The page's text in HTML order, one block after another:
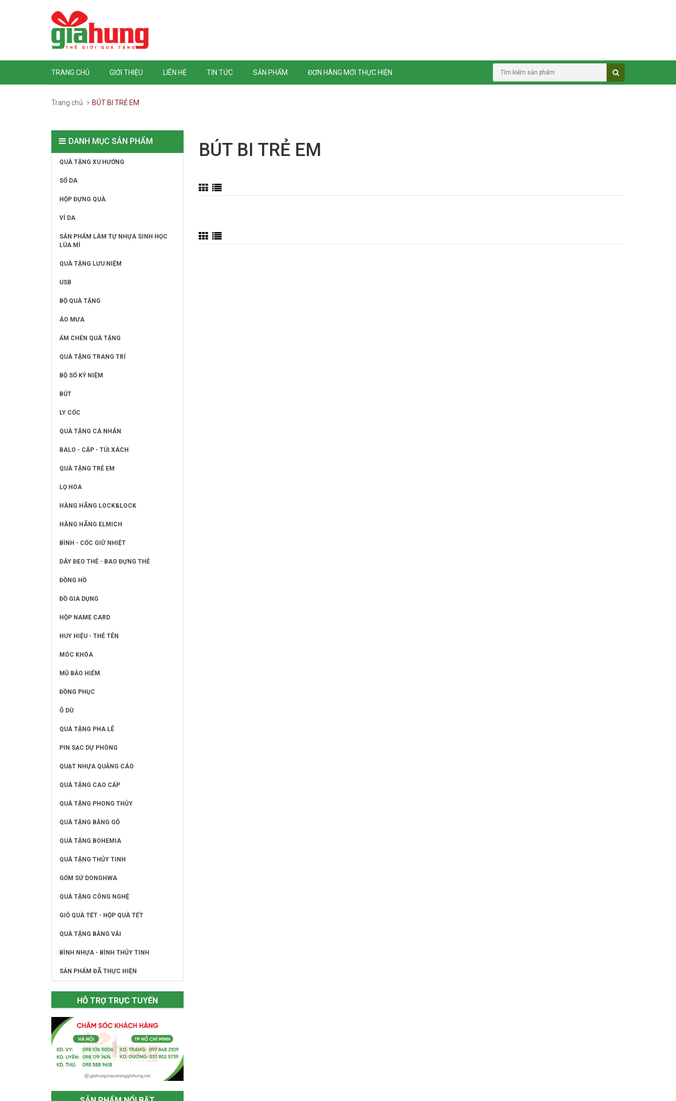
TRANG CHỦ GIỚI THIỆU LIÊN HỆ TIN TỨC SẢN PHẨM ĐƠN HÀNG MỚI THỰC HIỆN
Trang chủ BÚT BI TRẺ EM
BÚT BI TRẺ EM
DANH MỤC SẢN PHẨM
QUÀ TẶNG XU HƯỚNG
SỔ DA
HỘP ĐỰNG QUÀ
VÍ DA
SẢN PHẨM LÀM TỰ NHỰA SINH HỌC
LÚA MÌ
QUÀ TẶNG LƯU NIỆM
USB
BỘ QUÀ TẶNG
ÁO MƯA
ẤM CHÉN QUÀ TẶNG
QUÀ TẶNG TRANG TRÍ
BỘ SỐ KỶ NIỆM
BÚT
LY CỐC
QUÀ TẶNG CÁ NHÂN
BALO - CẶP - TÚI XÁCH
QUÀ TẶNG TRẺ EM
LỌ HOA
HÀNG HÃNG LOCK&LOCK
HÀNG HÃNG ELMICH
BÌNH - CỐC GIỮ NHIỆT
DÂY ĐEO THẺ - BAO ĐỰNG THẺ
ĐỒNG HỒ
ĐỒ GIA DỤNG
HỘP NAME CARD
HUY HIỆU - THẺ TÊN
MÓC KHÓA
MŨ BẢO HIỂM
ĐỒNG PHỤC
Ô DÙ
QUÀ TẶNG PHA LÊ
PIN SẠC DỰ PHÒNG
QUẠT NHỰA QUẢNG CÁO
QUÀ TẶNG CAO CẤP
QUÀ TẶNG PHONG THỦY
QUÀ TẶNG BẰNG GỖ
QUÀ TẶNG BOHEMIA
QUÀ TẶNG THỦY TINH
GỐM SỨ DONGHWA
QUÀ TẶNG CÔNG NGHỆ
GIỎ QUÀ TẾT - HỘP QUÀ TẾT
QUÀ TẶNG BẰNG VẢI
BÌNH NHỰA - BÌNH THỦY TINH
SẢN PHẨM ĐÃ THỰC HIỆN
HỖ TRỢ TRỰC TUYẾN